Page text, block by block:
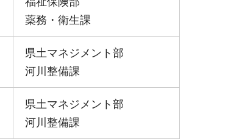
薬務・衛生課
県土マネジメント部
河川整備課
県土マネジメント部
河川整備課